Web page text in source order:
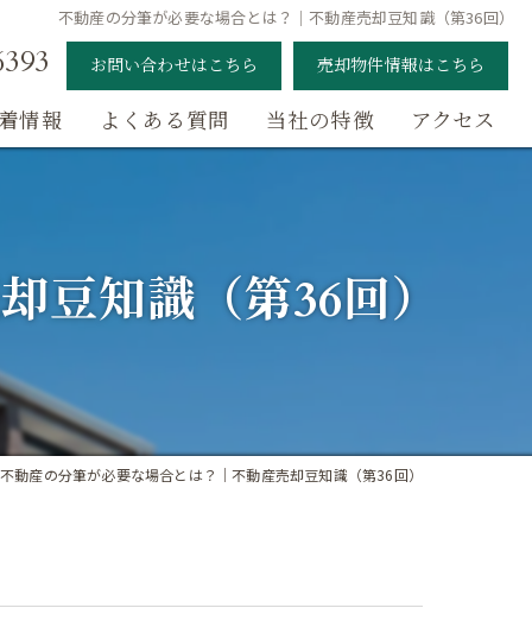
不動産の分筆が必要な場合とは？｜不動産売却豆知識（第36回）
お問い合わせはこちら 売却物件情報はこちら
情報 よくある質問 当社の特徴
相続
マンション売却
アクセス
豆知識（第36回）
不動産の分筆が必要な場合とは？｜不動産売却豆知識（第36回）